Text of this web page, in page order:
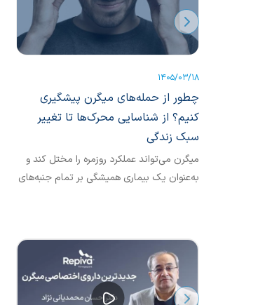
1405/03/18
چطور از حمله‌های میگرن پیشگیری
کنیم؟ از شناسایی محرک‌ها تا تغییر
سبک زندگی
میگرن می‌تواند عملکرد روزمره را مختل ‌کند و
به‌عنوان یک بیماری همیشگی بر تمام جنبه‌های